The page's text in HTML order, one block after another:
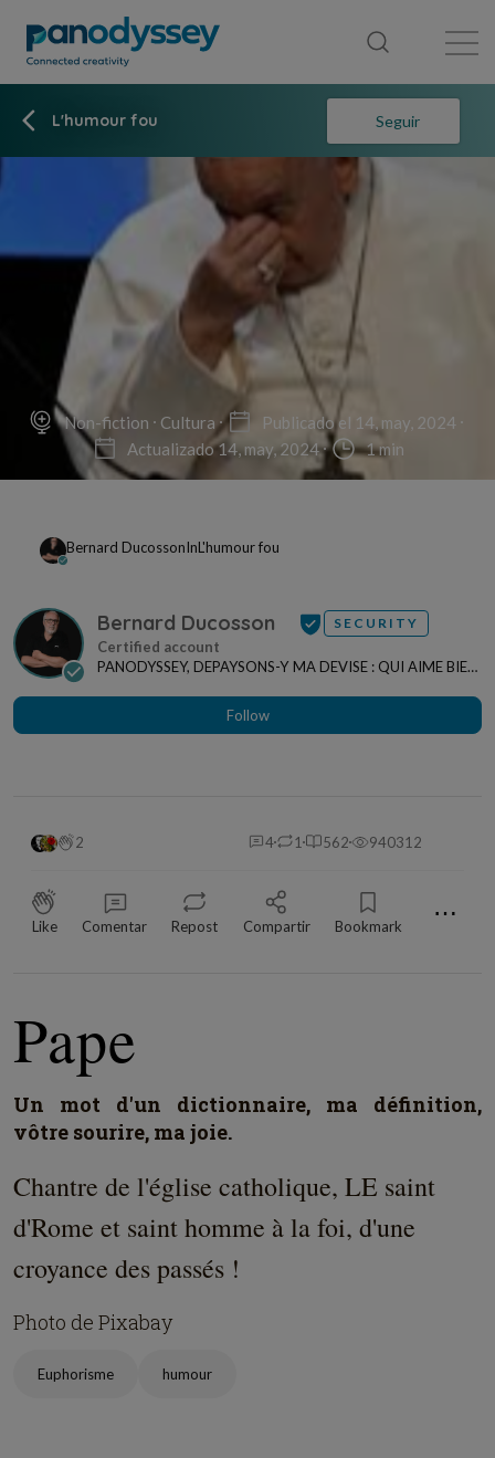
L'humour fou Seguir
Non-fiction Cultura
Publicado el 14, may, 2024
Actualizado 14, may, 2024
1 min
Bernard DucossonInL'humour fou
Bernard Ducosson SECURITY
PANODYSSEY, DEPAYSONS-Y MA DEVISE : QUI AIME BIEN,
Follow
2 4 1 562 940312
Like Comentar Repost Compartir Bookmark ⋯
Pape
Un mot d'un dictionnaire, ma définition,
vôtre sourire, ma joie.
Chantre de l'église catholique, LE saint
d'Rome et saint homme à la foi, d'une
croyance des passés !
Photo de Pixabay
Euphorisme humour